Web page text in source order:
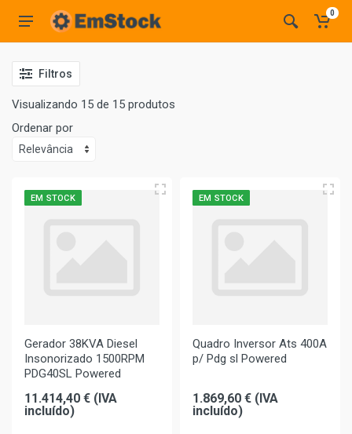
0
Filtros
Visualizando 15 de 15 produtos
Ordenar por
EM STOCK
Gerador 38KVA Diesel
Insonorizado 1500RPM
PDG40SL Powered
11.414,40 € (IVA
incluído)
EM STOCK
Quadro Inversor Ats 400A
p/ Pdg sl Powered
1.869,60 € (IVA
incluído)